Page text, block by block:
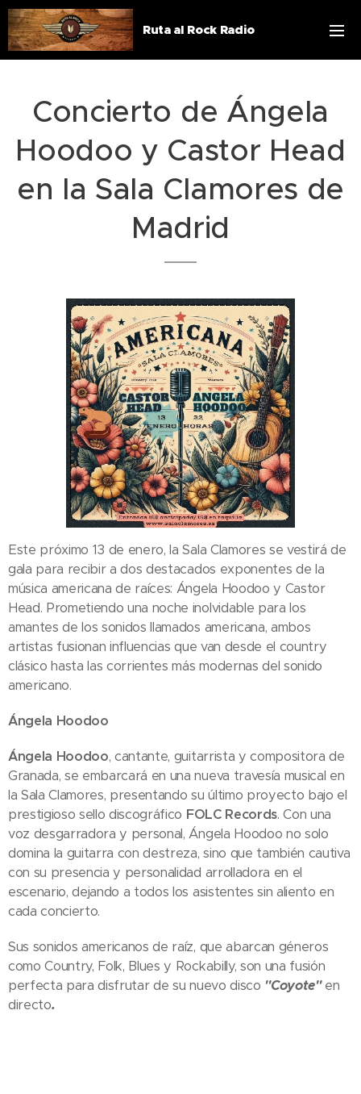
Ruta al Rock Radio
Concierto de Ángela
Hoodoo y Castor Head
en la Sala Clamores de
Madrid
Este próximo 13 de enero, la Sala Clamores se vestirá de
gala para recibir a dos destacados exponentes de la
música americana de raíces: Ángela Hoodoo y Castor
Head. Prometiendo una noche inolvidable para los
amantes de los sonidos llamados americana, ambos
artistas fusionan influencias que van desde el country
clásico hasta las corrientes más modernas del sonido
americano.
Ángela Hoodoo
Ángela Hoodoo, cantante, guitarrista y compositora de
Granada, se embarcará en una nueva travesía musical en
la Sala Clamores, presentando su último proyecto bajo el
prestigioso sello discográfico FOLC Records. Con una
voz desgarradora y personal, Ángela Hoodoo no solo
domina la guitarra con destreza, sino que también cautiva
con su presencia y personalidad arrolladora en el
escenario, dejando a todos los asistentes sin aliento en
cada concierto.
Sus sonidos americanos de raíz, que abarcan géneros
como Country, Folk, Blues y Rockabilly, son una fusión
perfecta para disfrutar de su nuevo disco "Coyote"en
directo.